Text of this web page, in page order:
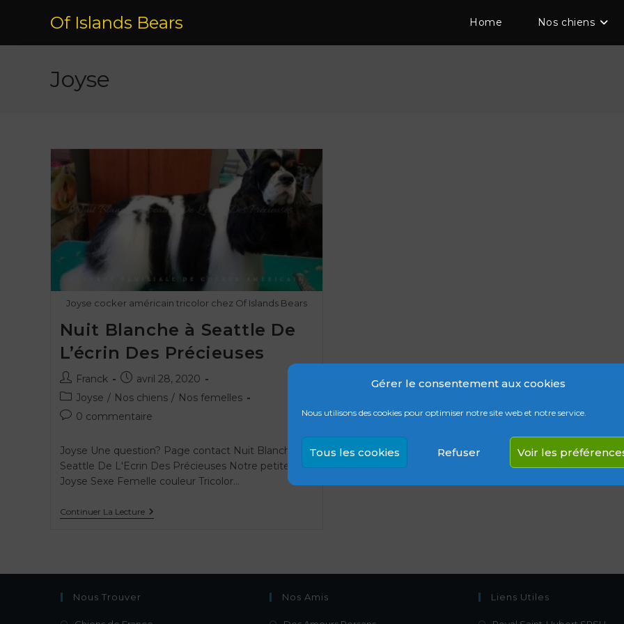
Gérer le consentement aux cookies
Nous utilisons des cookies pour optimiser notre site web et notre service.
Tous les cookies Refuser Voir les
Of Islands Bears Home Nos chiens
Joyse
Joyse cocker américain tricolor chez Of Islands Bears
Nuit Blanche à Seattle De
L’écrin Des Précieuses
Franck
avril 28, 2020
Joyse / Nos chiens / Nos femelles
0 commentaire
Joyse Une question? Page contact Nuit Blanche à
Seattle De L'Ecrin Des Précieuses Notre petite
Joyse Sexe Femelle couleur Tricolor…
Continuer La Lecture
Nous Trouver Nos Amis Liens Utiles